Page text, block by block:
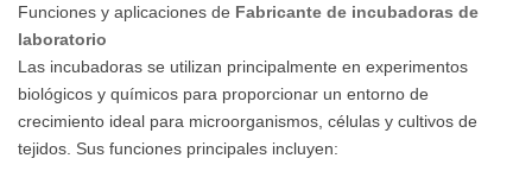
Funciones y aplicaciones de Fabricante de incubadoras de
laboratorio
Las incubadoras se utilizan principalmente en experimentos
biológicos y químicos para proporcionar un entorno de
crecimiento ideal para microorganismos, células y cultivos de
tejidos. Sus funciones principales incluyen: